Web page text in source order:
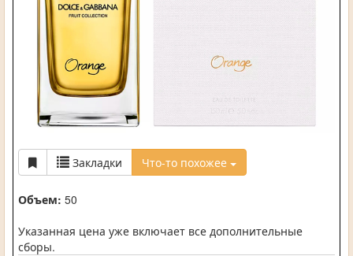
Закладки Что-то похожее
Объем: 50
Указанная цена уже включает все дополнительные
сборы.